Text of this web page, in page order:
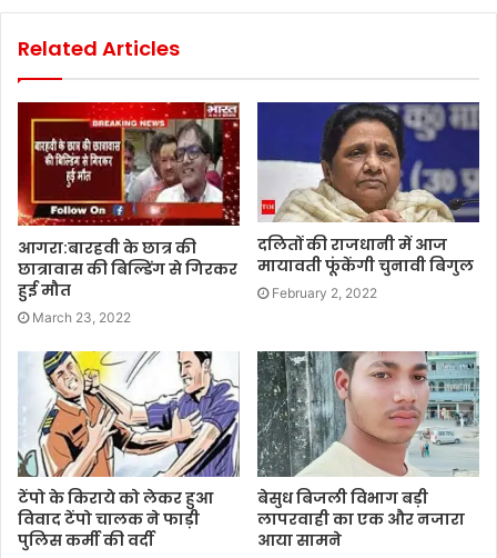
Related Articles
आगरा:बारहवी के छात्र की
छात्रावास की बिल्डिंग से गिरकर
हुई मौत
March 23, 2022
दलितों की राजधानी में आज
मायावती फूंकेंगी चुनावी बिगुल
February 2, 2022
टेंपो के किराये को लेकर हुआ
विवाद टेंपो चालक ने फाड़ी
पुलिस कर्मी की वर्दी
बेसुध बिजली विभाग बड़ी
लापरवाही का एक और नजारा
आया सामने